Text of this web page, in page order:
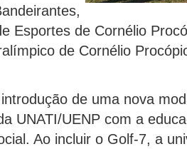
Esportes de Cornélio
de Cornélio
de uma nova
UNATI/UENP com a
Ao incluir o Golf-7, a